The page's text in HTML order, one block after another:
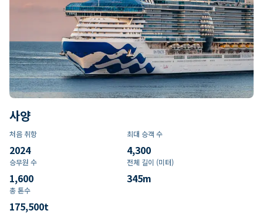
사양
처음 취항
2024
최대 승객 수
4,300
승무원 수
1,600
전체 길이 (미터)
345m
총 톤수
175,500t